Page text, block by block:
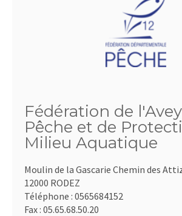
Fédération de
Pêche et de
Milieu Aquatique
Moulin de la Gascarie Chemin des
12000 RODEZ
Téléphone : 0565684152
Fax : 05.65.68.50.20